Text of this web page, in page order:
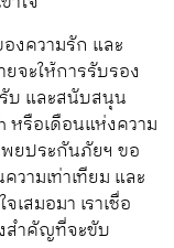
งความรัก และ
ะให้การรับรอง
บ และสนับสนุน
หรือเดือนแห่งความ
ยประกันภัยฯ ขอ
ามเท่าเทียม และ
เสมอมา เราเชื่อ
สำคัญที่จะขับ